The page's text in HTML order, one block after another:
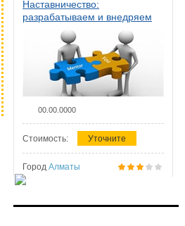
Наставничество:
разрабатываем и внедряем
систему наставничества в
организации
00.00.0000
Стоимость: Уточните
Город Алматы